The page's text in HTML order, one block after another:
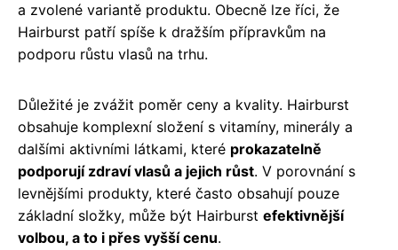
a zvolené variantě produktu. Obecně lze říci, že
Hairburst patří spíše k dražším přípravkům na
podporu růstu vlasů na trhu.
Důležité je zvážit poměr ceny a kvality. Hairburst
obsahuje komplexní složení s vitamíny, minerály a
dalšími aktivními látkami, které prokazatelně
podporují zdraví vlasů a jejich růst. V porovnání s
levnějšími produkty, které často obsahují pouze
základní složky, může být Hairburst efektivnější
volbou, a to i přes vyšší cenu.